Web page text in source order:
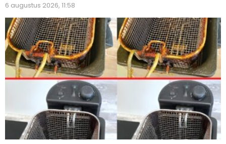
6 augustus 2026, 11:58